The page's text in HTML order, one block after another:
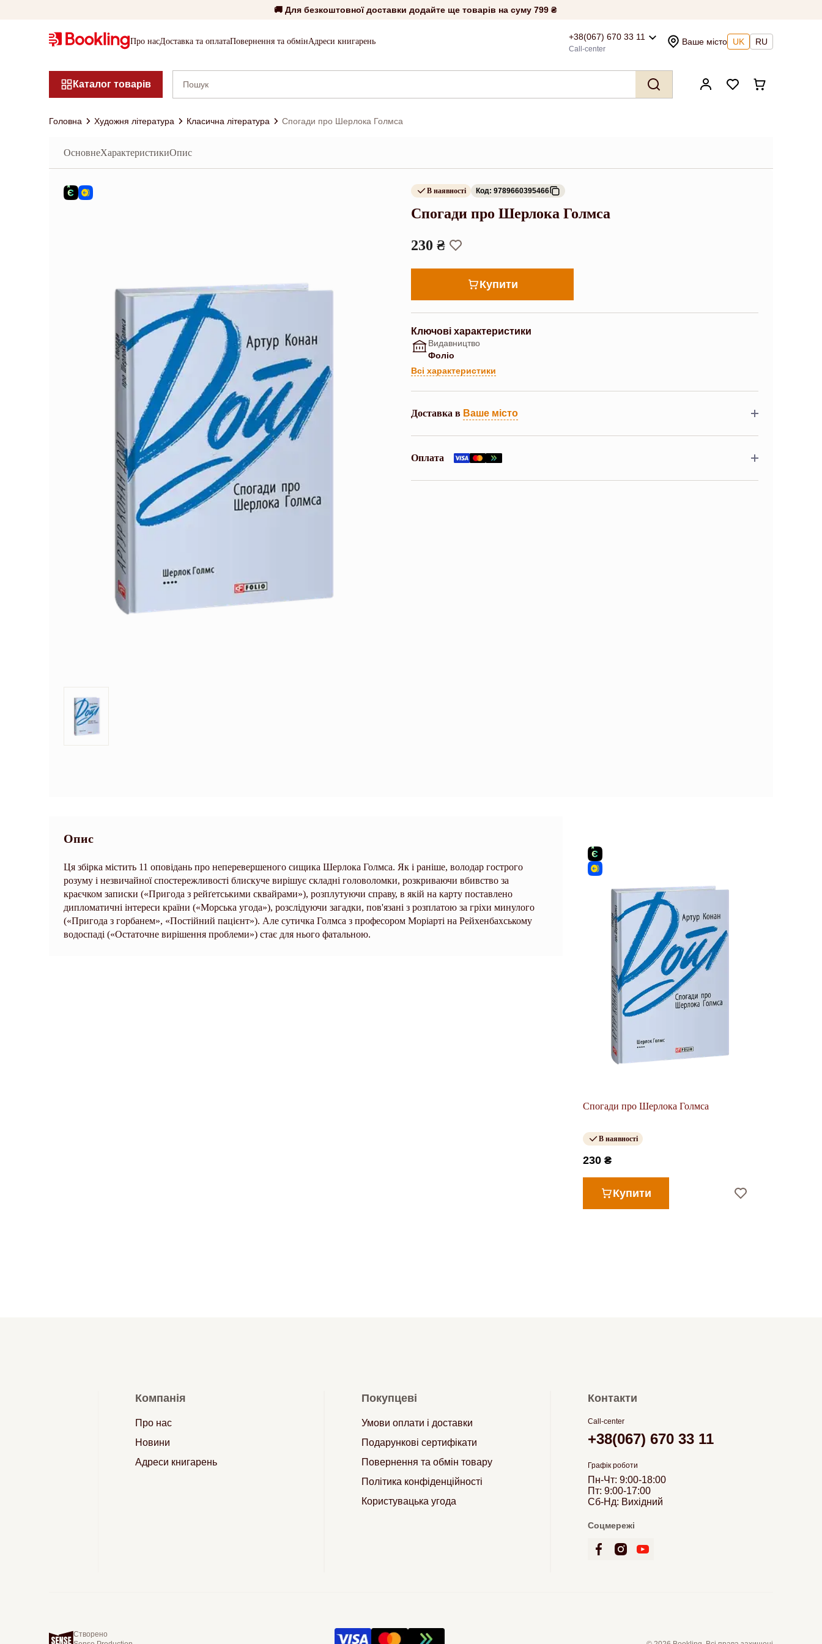
🚚 Для безкоштовної доставки додайте ще товарів на суму 799 ₴
Про насДоставка та оплатаПовернення та обмінАдреси книгарень +38(067) 670 33 11
Call-center
Ваше місто UK RU
Каталог товарів
Головна Художня література Класична література Спогади про Шерлока Голмса
ОсновнеХарактеристикиОпис
В наявності Код: 9789660395466
Спогади про Шерлока Голмса
230 ₴
Купити
Ключові характеристики
Видавництво
Фоліо
Всі характеристики
Доставка в Ваше місто
Оплата
Опис
Ця збірка містить 11 оповідань про неперевершеного сищика Шерлока Голмса. Як і раніше, володар гострого
розуму і незвичайної спостережливості блискуче вирішує складні головоломки, розкриваючи вбивство за
краєчком записки («Пригода з рейґетськими сквайрами»), розплутуючи справу, в якій на карту поставлено
дипломатичні інтереси країни («Морська угода»), розслідуючи загадки, пов'язані з розплатою за гріхи минулого
(«Пригода з горбанем», «Постійний пацієнт»). Але сутичка Голмса з професором Моріарті на Рейхенбахському
водоспаді («Остаточне вирішення проблеми») стає для нього фатальною.
Спогади про Шерлока Голмса
В наявності
230 ₴
Купити
Компанія
Про нас
Новини
Адреси книгарень
Покупцеві
Умови оплати і доставки
Подарункові сертифікати
Повернення та обмін товару
Політика конфіденційності
Користувацька угода
Контакти
Call-center
+38(067) 670 33 11
Графік роботи
Пн-Чт: 9:00-18:00
Пт: 9:00-17:00
Сб-Нд: Вихідний
Соцмережі
Створено